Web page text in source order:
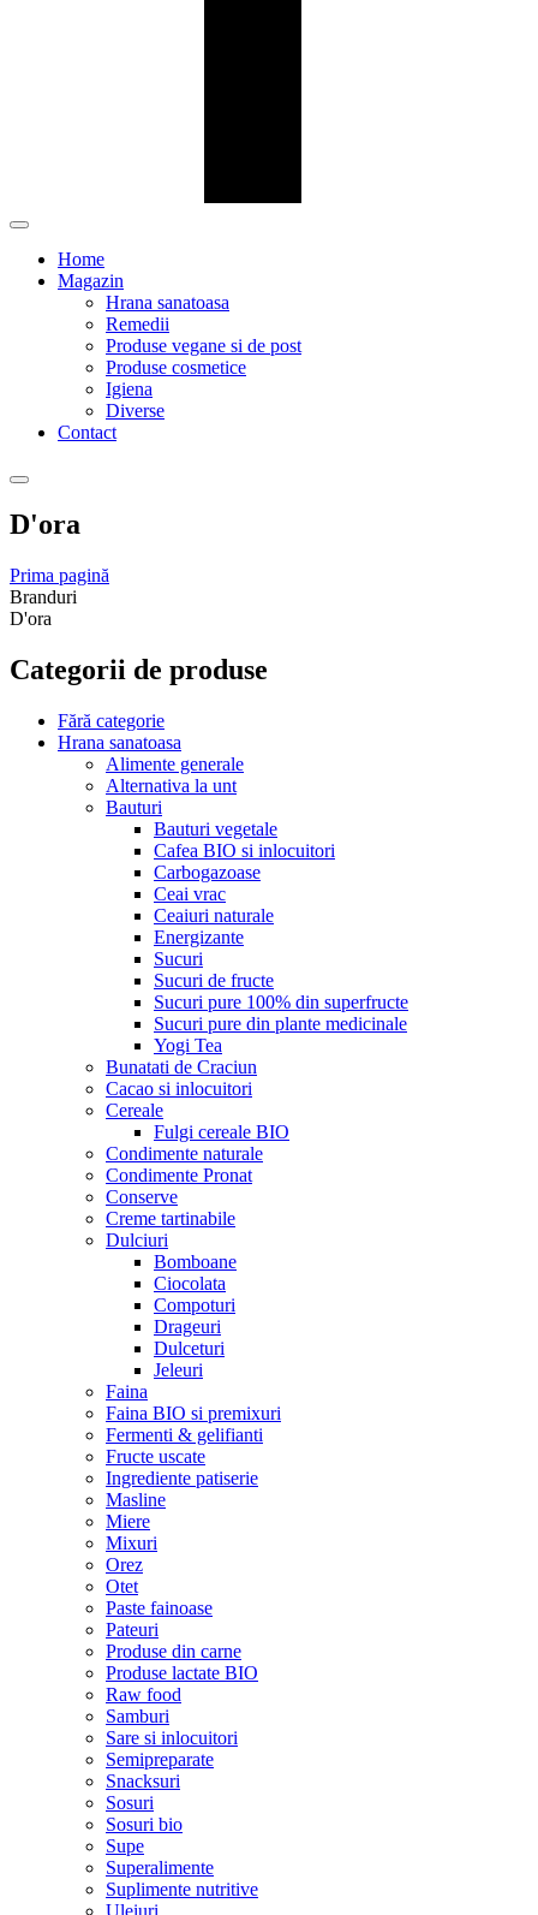
Home
Magazin
Hrana sanatoasa
Remedii
Produse vegane si de post
Produse cosmetice
Igiena
Diverse
Contact
D'ora
Prima pagină
Branduri
D'ora
Categorii de produse
Fără categorie
Hrana sanatoasa
Alimente generale
Alternativa la unt
Bauturi
Bauturi vegetale
Cafea BIO si inlocuitori
Carbogazoase
Ceai vrac
Ceaiuri naturale
Energizante
Sucuri
Sucuri de fructe
Sucuri pure 100% din superfructe
Sucuri pure din plante medicinale
Yogi Tea
Bunatati de Craciun
Cacao si inlocuitori
Cereale
Fulgi cereale BIO
Condimente naturale
Condimente Pronat
Conserve
Creme tartinabile
Dulciuri
Bomboane
Ciocolata
Compoturi
Drageuri
Dulceturi
Jeleuri
Faina
Faina BIO si premixuri
Fermenti & gelifianti
Fructe uscate
Ingrediente patiserie
Masline
Miere
Mixuri
Orez
Otet
Paste fainoase
Pateuri
Produse din carne
Produse lactate BIO
Raw food
Samburi
Sare si inlocuitori
Semipreparate
Snacksuri
Sosuri
Sosuri bio
Supe
Superalimente
Suplimente nutritive
Uleiuri